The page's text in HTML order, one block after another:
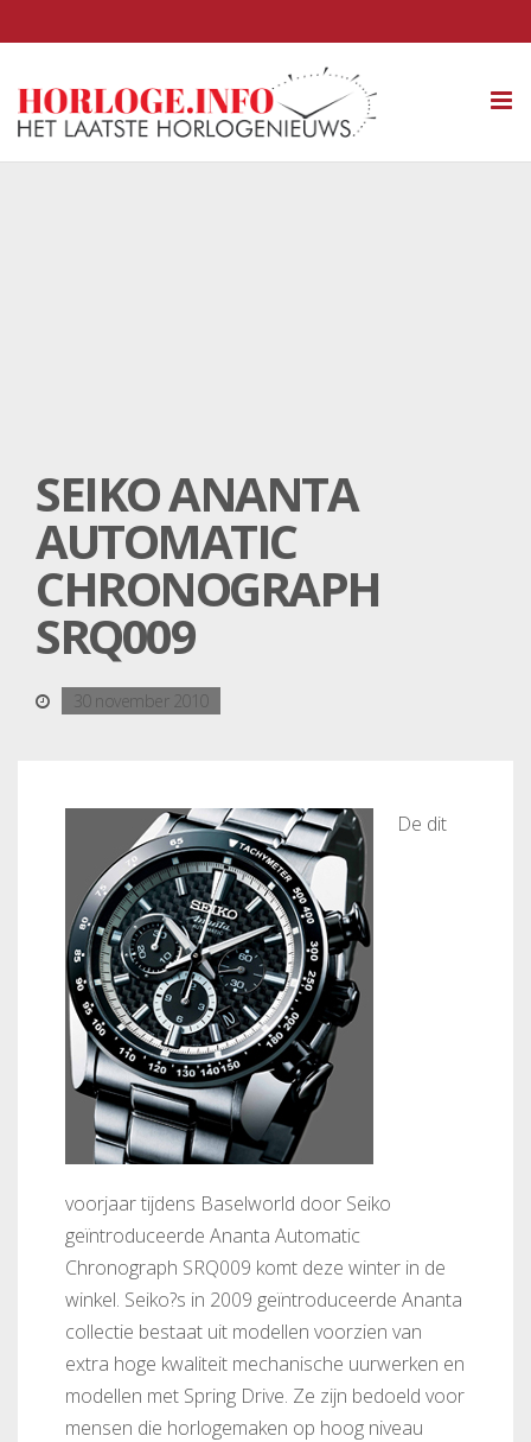
SEIKO ANANTA
AUTOMATIC
CHRONOGRAPH
SRQ009
30 november 2010
De dit
voorjaar tijdens Baselworld door Seiko
geïntroduceerde Ananta Automatic
Chronograph SRQ009 komt deze winter in de
winkel. Seiko?s in 2009 geïntroduceerde Ananta
collectie bestaat uit modellen voorzien van
extra hoge kwaliteit mechanische uurwerken en
modellen met Spring Drive. Ze zijn bedoeld voor
mensen die horlogemaken op hoog niveau